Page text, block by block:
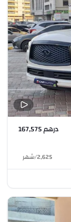
درهم 167,575
2,625
/شهر